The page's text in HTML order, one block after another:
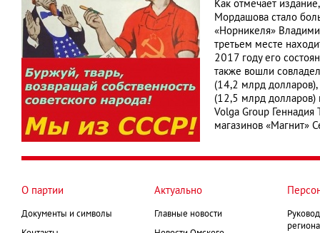
Как отмечает
Мордашова стало
«Норникеля»
третьем месте
2017 году его
также вошли
(14,2 млрд
(12,5 млрд долларов)
Volga Group
магазинов «Магнит»
О партии
Документы и символы
Актуально
Главные новости